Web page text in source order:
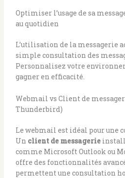
Optimiser l’usage de sa
au quotidien
L’utilisation de la messagerie
simple consultation des
Personnalisez votre
gagner en efficacité.
Webmail vs Client de
Thunderbird)
Le webmail est idéal pour une
Un client de messagerie
comme Microsoft Outlook ou
offre des fonctionnalités
permettent une consultation